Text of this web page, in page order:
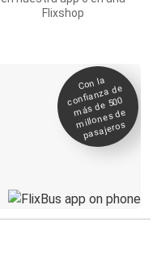
Flixshop
Con la
confianza de
más de 500
millones de
pasajeros